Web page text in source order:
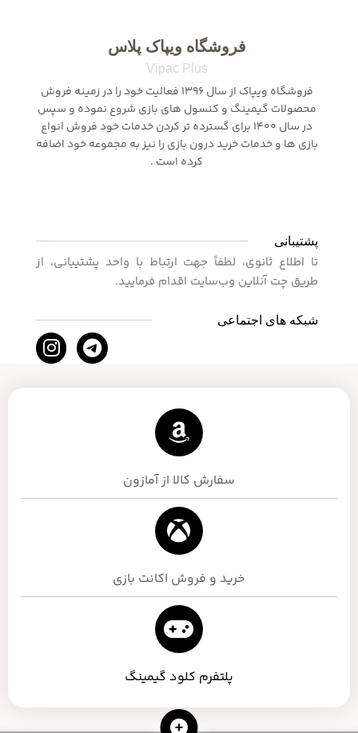
فروشگاه ویپاک پلاس
Vipac Plus
فروشگاه ویپاک از سال 1396 فعالیت خود را در زمینه فروش
محصولات گیمینگ و کنسول های بازی شروع نموده و سپس
در سال 1400 برای گسترده تر کردن خدمات خود فروش انواع
بازی ها و خدمات خرید درون بازی را نیز به مجموعه خود اضافه
کرده است .
پشتیبانی
تا اطلاع ثانوی، لطفاً جهت ارتباط با واحد پشتیبانی، از
طریق چت آنلاین وب‌سایت اقدام فرمایید.
شبکه های اجتماعی
سفارش کالا از آمازون
خرید و فروش اکانت بازی
پلتفرم کلود گیمینگ